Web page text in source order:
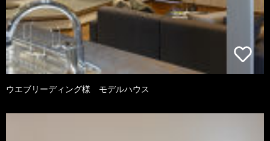
ウエブリーディング様 モデルハウス